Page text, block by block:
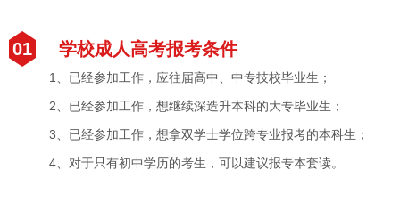
01 学校成人高考报考条件
1、已经参加工作，应往届高中、中专技校毕业生；
2、已经参加工作，想继续深造升本科的大专毕业生；
3、已经参加工作，想拿双学士学位跨专业报考的本科生；
4、对于只有初中学历的考生，可以建议报专本套读。